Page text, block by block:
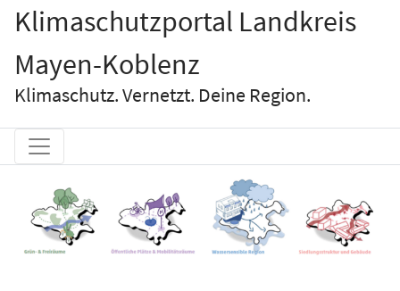
Klimaschutzportal Landkreis
Mayen-Koblenz
Klimaschutz. Vernetzt. Deine Region.